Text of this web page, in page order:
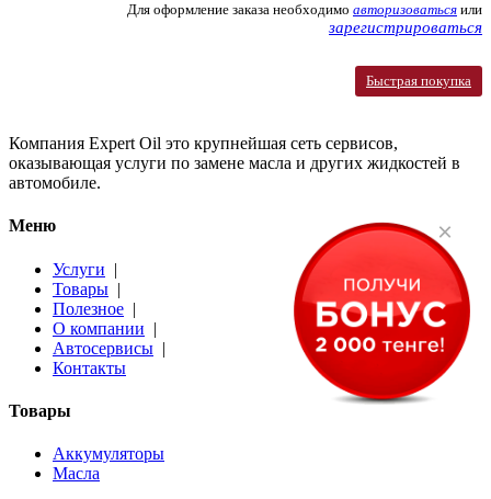
Для оформление заказа необходимо авторизоваться или
зарегистрироваться
Быстрая покупка
Компания Expert Oil это крупнейшая сеть сервисов,
оказывающая услуги по замене масла и других жидкостей в
автомобиле.
Меню
Услуги |
Товары |
Полезное |
О компании |
Автосервисы |
Контакты
Товары
Аккумуляторы
Масла
×